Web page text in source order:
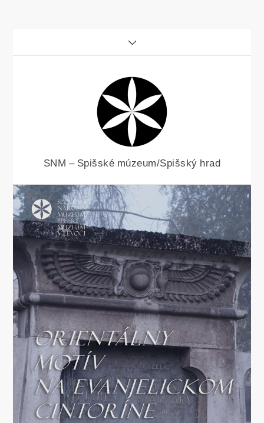
SNM – Spišské múzeum/Spišský hrad